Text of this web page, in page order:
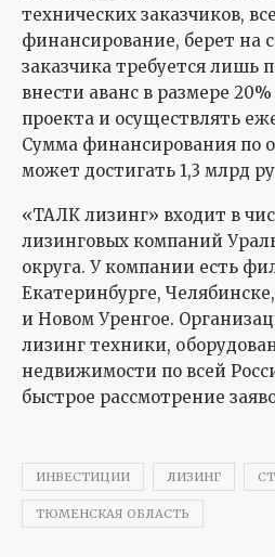
технических заказчиков,
финансирование, берет на
заказчика требуется лишь
внести аванс в размере
проекта и осуществлять
Сумма финансирования по
может достигать 1,3 млрд
«ТАЛК лизинг» входит в
лизинговых компаний
округа. У компании есть
Екатеринбурге,
и Новом Уренгое.
лизинг техники,
недвижимости по всей
быстрое рассмотрение
ИНВЕСТИЦИИ ЛИЗИНГ
ТЮМЕНСКАЯ ОБЛАСТЬ